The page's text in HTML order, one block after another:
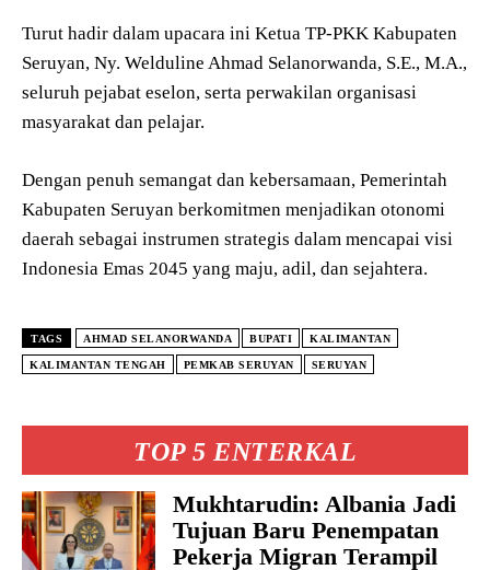
TOP 5 ENTERKAL
Mukhtarudin: Albania Jadi
Tujuan Baru Penempatan
Pekerja Migran Terampil
Turut hadir dalam upacara ini Ketua TP-PKK Kabupaten
Seruyan, Ny. Welduline Ahmad Selanorwanda, S.E., M.A.,
seluruh pejabat eselon, serta perwakilan organisasi
masyarakat dan pelajar.
Dengan penuh semangat dan kebersamaan, Pemerintah
Kabupaten Seruyan berkomitmen menjadikan otonomi
daerah sebagai instrumen strategis dalam mencapai visi
Indonesia Emas 2045 yang maju, adil, dan sejahtera.
TAGS AHMAD SELANORWANDA BUPATI KALIMANTAN
KALIMANTAN TENGAH PEMKAB SERUYAN SERUYAN